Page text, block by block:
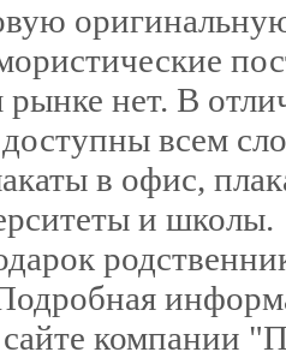
нет. В
всем
в офис,
и
компании